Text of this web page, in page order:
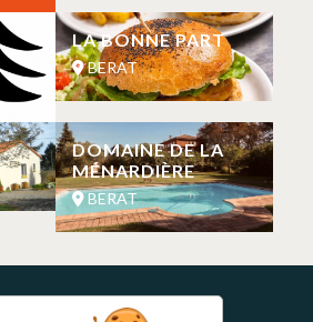
LA BONNE PART
BERAT
DOMAINE DE LA
MÉNARDIÈRE
BERAT